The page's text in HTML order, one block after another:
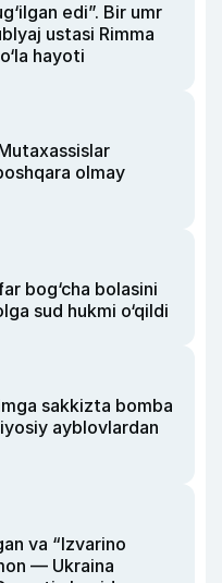
edi”. Bir umr
ustasi Rimma
hayoti
olmay
bog‘cha bolasini
sud hukmi o‘qildi
sakkizta bomba
ayblovlardan
va “Izvarino
— Ukraina